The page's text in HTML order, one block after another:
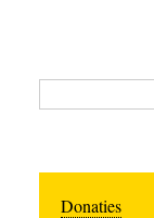
Zoeken
Donaties